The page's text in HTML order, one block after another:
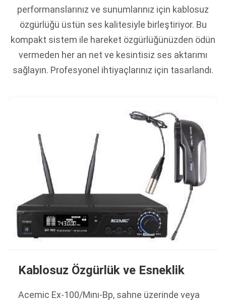
performanslarınız ve sunumlarınız için kablosuz
özgürlüğü üstün ses kalitesiyle birleştiriyor. Bu
kompakt sistem ile hareket özgürlüğünüzden ödün
vermeden her an net ve kesintisiz ses aktarımı
sağlayın. Profesyonel ihtiyaçlarınız için tasarlandı.
Kablosuz Özgürlük ve Esneklik
Acemic Ex-100/Mını-Bp, sahne üzerinde veya